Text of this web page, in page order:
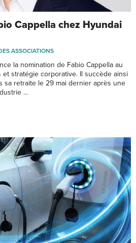
Cappella chez Hyundai
ASSOCIATIONS
la nomination de Fabio Cappella au
stratégie corporative. Il succède ainsi
sa retraite le 29 mai dernier après une
…